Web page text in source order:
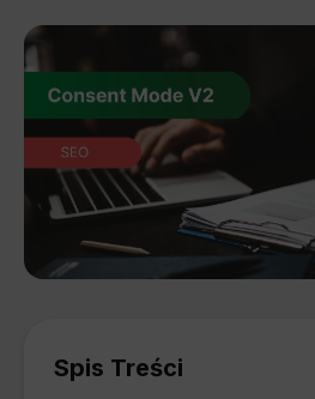
Spis Treści